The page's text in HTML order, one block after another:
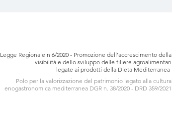
Legge Regionale n 6/2020 - Promozione dell’accrescimento della
visibilità e dello sviluppo delle filiere agroalimentari
legate ai prodotti della Dieta Mediterranea
Polo per la valorizzazione del patrimonio legato alla cultura
enogastronomica mediterranea DGR n. 38/2020 - DRD 359/2021